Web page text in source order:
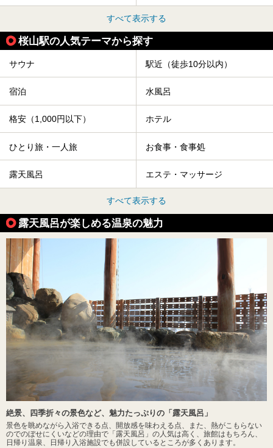
すべて表示する
桜山駅の人気テーマから探す
サウナ 駅近（徒歩10分以内）
宿泊 水風呂
格安（1,000円以下） ホテル
ひとり旅・一人旅 お食事・食事処
露天風呂 エステ・マッサージ
すべて表示する
露天風呂が楽しめる温泉の魅力
絶景、四季折々の景色など、魅力たっぷりの「露天風呂」
景色を眺めながら入浴できる点、開放感を味わえる点、また、熱がこもらない
のでのぼせにくいなどの理由で「露天風呂」の人気は高く、旅館はもちろん、
日帰り温泉、日帰り入浴施設でも併設しているところが多くあります。